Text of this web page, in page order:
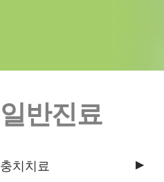
일반진료
충치치료 ▶